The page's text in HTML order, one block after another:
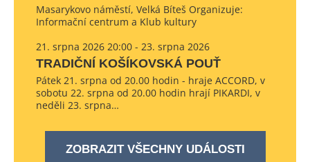
Masarykovo náměstí, Velká Bíteš Organizuje:
Informační centrum a Klub kultury
21. srpna 2026 20:00 - 23. srpna 2026
TRADIČNÍ KOŠÍKOVSKÁ POUŤ
Pátek 21. srpna od 20.00 hodin - hraje ACCORD, v
sobotu 22. srpna od 20.00 hodin hrají PIKARDI, v
neděli 23. srpna…
ZOBRAZIT VŠECHNY UDÁLOSTI